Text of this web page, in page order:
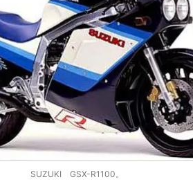
SUZUKI GSX-R1100。